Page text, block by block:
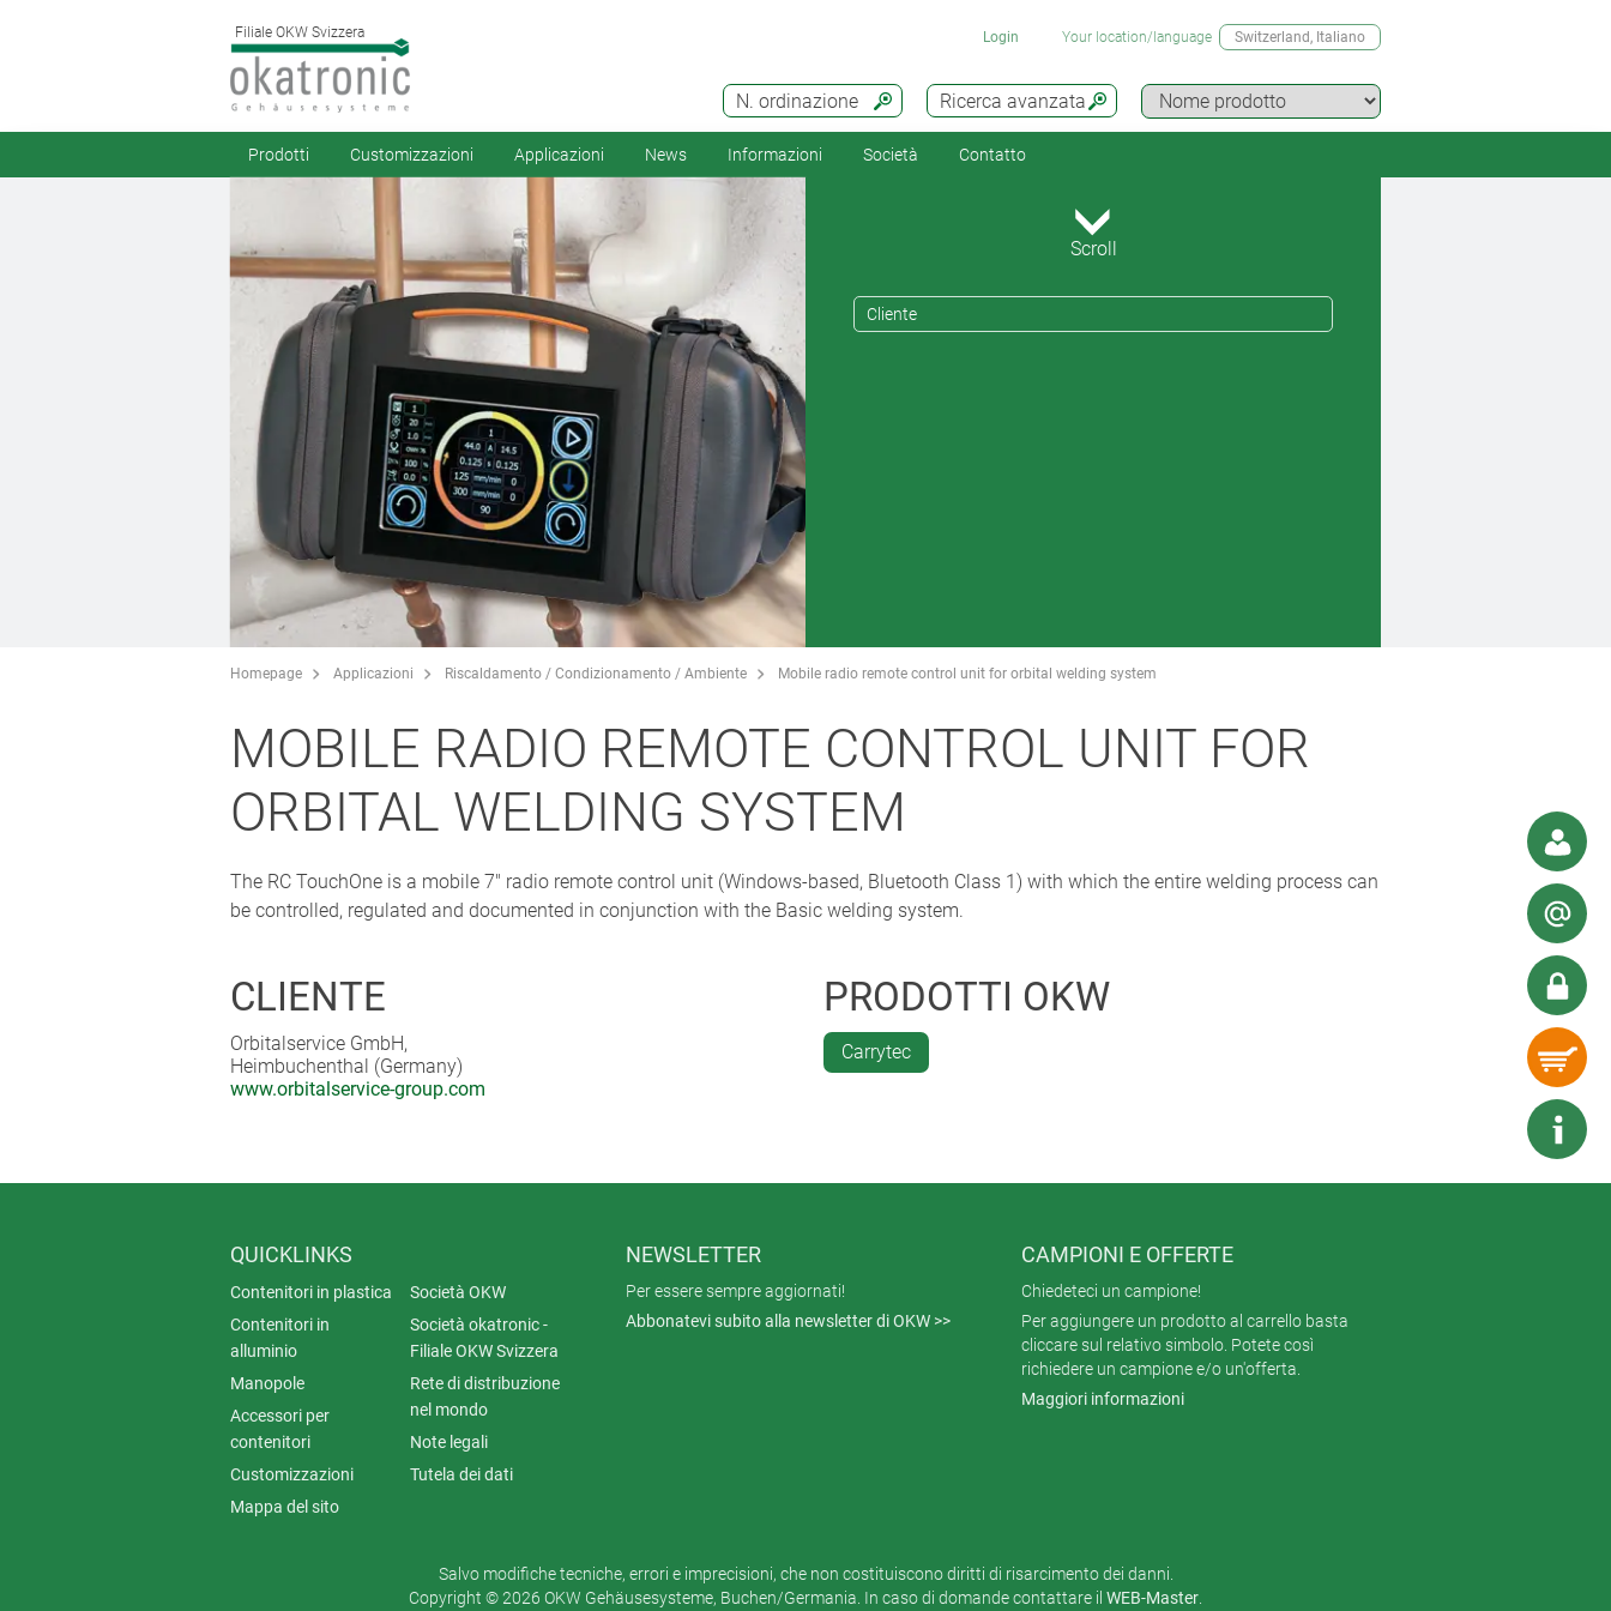
Filiale OKW Svizzera
Ricerca avanzata
N. ordinazione
Login Your location/language Switzerland, Italiano
Prodotti Customizzazioni Applicazioni News Informazioni Società Contatto
Scroll
Cliente
Homepage Applicazioni Riscaldamento / Condizionamento / Ambiente Mobile radio remote control unit for orbital welding system
MOBILE RADIO REMOTE CONTROL UNIT FOR
ORBITAL WELDING SYSTEM
The RC TouchOne is a mobile 7" radio remote control unit (Windows-based, Bluetooth Class 1) with which the entire welding process can
be controlled, regulated and documented in conjunction with the Basic welding system.
CLIENTE
Orbitalservice GmbH,
Heimbuchenthal (Germany)
www.orbitalservice-group.com
PRODOTTI OKW
Carrytec
QUICKLINKS
Contenitori in plastica
Contenitori in
alluminio
Manopole
Accessori per
contenitori
Customizzazioni
Mappa del sito
Società OKW
Società okatronic -
Filiale OKW Svizzera
Rete di distribuzione
nel mondo
Note legali
Tutela dei dati
NEWSLETTER
Per essere sempre aggiornati!
Abbonatevi subito alla newsletter di OKW >>
CAMPIONI E OFFERTE
Chiedeteci un campione!
Per aggiungere un prodotto al carrello basta
cliccare sul relativo simbolo. Potete così
richiedere un campione e/o un'offerta.
Maggiori informazioni
Salvo modifiche tecniche, errori e imprecisioni, che non costituiscono diritti di risarcimento dei danni.
Copyright © 2026 OKW Gehäusesysteme, Buchen/Germania. In caso di domande contattare il WEB-Master